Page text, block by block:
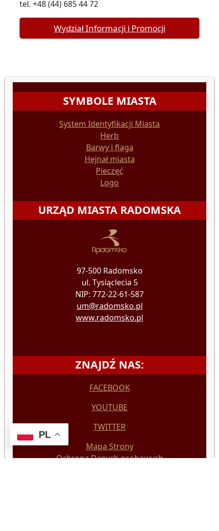
tel. +48 (44) 685 44 72
Wydział Informacji i Promocji
SYMBOLE MIASTA
System Identyfikacji Miasta
Herb
Barwy i flaga
Hejnał miasta
Pieczęć
Logo
URZĄD MIASTA RADOMSKA
97-500 Radomsko
ul. Tysiąclecia 5
NIP: 772-22-61-587
um@radomsko.pl
www.radomsko.pl
ZNAJDŹ NAS:
FACEBOOK
YOUTUBE
TWITTER
Mapa Strony
Ochrona Danych osobowych
PL